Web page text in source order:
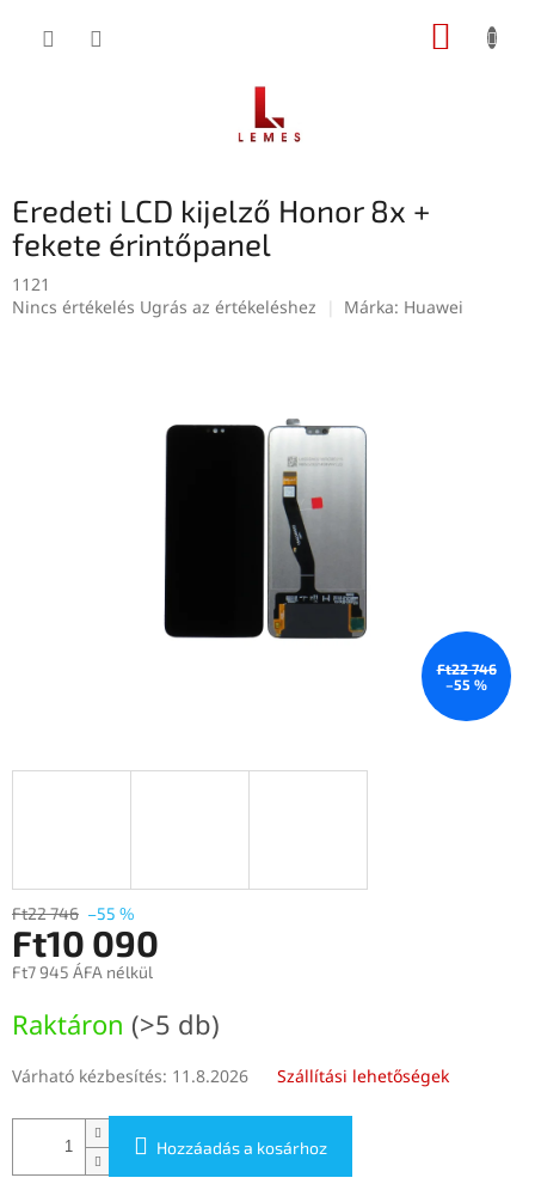
KOSÁR
Eredeti LCD kijelző Honor 8x +
fekete érintőpanel
1121
A
Nincs értékelés Ugrás az értékeléshez Márka: Huawei
Ft22 746
–55 %
Ft22 746 –55 %
Ft10 090
Ft7 945 ÁFA nélkül
Raktáron (>5 db)
Várható kézbesítés: 11.8.2026 Szállítási lehetőségek
Hozzáadás a kosárhoz